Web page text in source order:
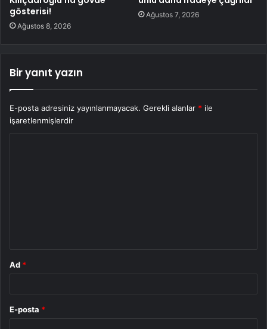
gösterisi!
Ağustos 8, 2026
Ağustos 7, 2026
Bir yanıt yazın
E-posta adresiniz yayınlanmayacak. Gerekli alanlar * ile
işaretlenmişlerdir
Ad *
E-posta *